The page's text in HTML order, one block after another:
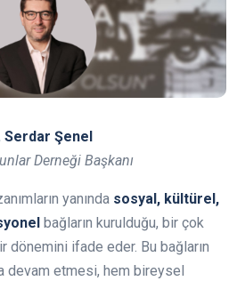
Serdar Şenel
Derneği Başkanı
yanında sosyal, kültürel,
bağların kurulduğu, bir çok
dönemini ifade eder. Bu bağların
devam etmesi, hem bireysel